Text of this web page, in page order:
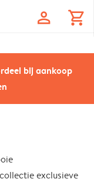
profile shopping_cart
bij aankoop
exclusieve